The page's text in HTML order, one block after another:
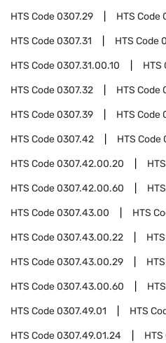
HTS Code0307.29 HTS Code
HTS Code0307.31 HTS Code
HTS Code0307.31.00.10 HTS
HTS Code0307.32 HTS Code
HTS Code0307.39 HTS Code
HTS Code0307.42 HTS Code
HTS Code0307.42.00.20
HTS Code0307.42.00.60
HTS Code0307.43.00 HTS
HTS Code0307.43.00.22
HTS Code0307.43.00.29
HTS Code0307.43.00.60
HTS Code0307.49.01 HTS
HTS Code0307.49.01.24 HTS